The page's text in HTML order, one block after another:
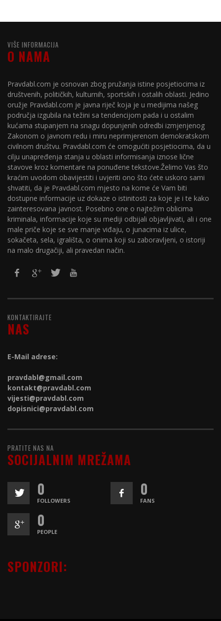
VIŠE INFORMACIJA
O NAMA
Pravdabl.com je osnovan zbog pružanja istine posjetiocima iz
društvenih, političkih, kulturnih, sportskih i ostalih oblasti. Jedino
oružje Pravdabl.com je javna riječ koja je u medijima našeg
područja izgubila na težini sa tendencijom pada i u ostalim
kućama stupanjem na snagu dopunjenih odredbi izmjenjenog
Zakonom o javnom redu i miru neprimjerenom demokratskom
civilnom društvu. Pravdabl.com će omogućiti posjetiocima, da u
cilju unapređenja stanja u oblasti informisanja iznose lične
stavove kroz komentare na ponuđene tekstove.Želimo Vas što
kraćim uvodom obavijestiti i uvjeriti ono što ćete uskoro sami
shvatiti, da je Pravdabl.com mjesto na kome će Vam biti
dostupne informacije uz dokaze o istinitosti za koje je i te kako
zainteresovana javnost. Posebno one o najtežim oblicima
kriminala, informacije koje su mediji odbijali objavljivati, ali i one
male priče koje se sve manje viđaju, o junacima iz ulice,
sokačeta, sela, igrališta, o onima koji su zaboravljeni, o istoriji
na malo drugačiji, ali pravedan način.
KONTAKTIRAJTE
NAS
E-Mail adrese:
pravdabl@gmail.com
kontakt@pravdabl.com
vijesti@pravdabl.com
dopisnici@pravdabl.com
PRATITE NAS NA
SOCIJALNIM MREŽAMA
0
FOLLOWERS
0
FANS
0
PEOPLE
SPONZORI: